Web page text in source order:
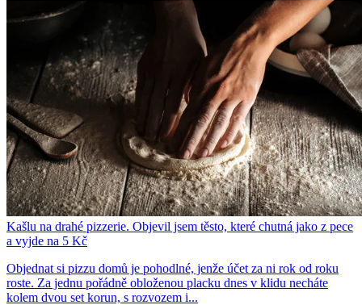
Kašlu na drahé pizzerie. Objevil jsem těsto, které chutná jako z pece
a vyjde na 5 Kč
Objednat si pizzu domů je pohodlné, jenže účet za ni rok od roku
roste. Za jednu pořádně obloženou placku dnes v klidu necháte
kolem dvou set korun, s rozvozem i...